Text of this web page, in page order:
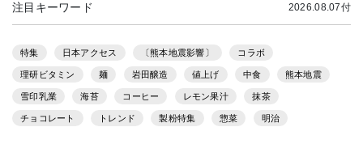
注目キーワード 2026.08.07付
特集 日本アクセス 〔熊本地震影響〕 コラボ
理研ビタミン 麺 岩田醸造 値上げ 中食 熊本地震
雪印乳業 海苔 コーヒー レモン果汁 抹茶
チョコレート トレンド 製粉特集 惣菜 明治